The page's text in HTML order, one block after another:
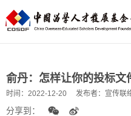
俞丹：怎样让你的投标文
时间： 2022-12-20 发布者： 宣传联
分享到：